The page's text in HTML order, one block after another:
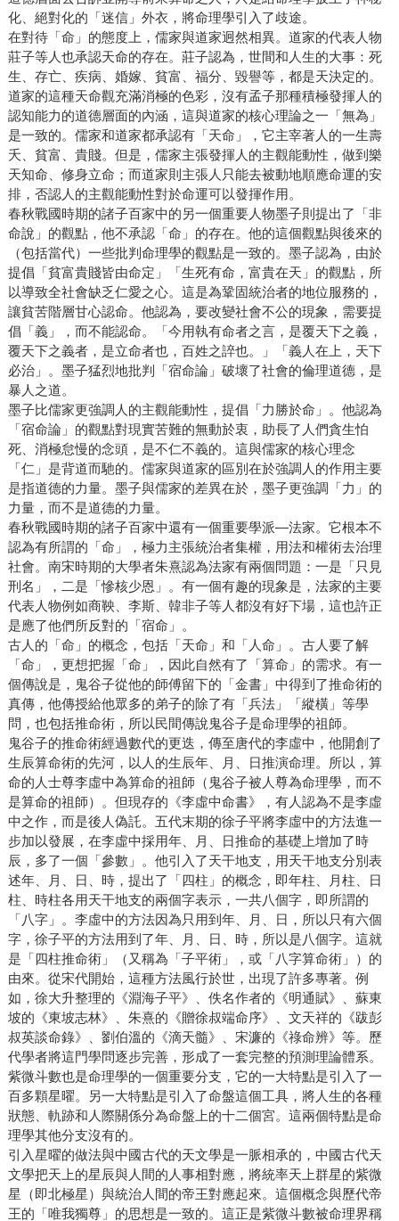
化、絕對化的「迷信」外衣，將命理學引入了歧途。
在對待「命」的態度上，儒家與道家迥然相異。道家的代表人物
莊子等人也承認天命的存在。莊子認為，世間和人生的大事：死
生、存亡、疾病、婚嫁、貧富、福分、毀譽等，都是天決定的。
道家的這種天命觀充滿消極的色彩，沒有孟子那種積極發揮人的
認知能力的道德層面的內涵，這與道家的核心理論之一「無為」
是一致的。儒家和道家都承認有「天命」，它主宰著人的一生壽
夭、貧富、貴賤。但是，儒家主張發揮人的主觀能動性，做到樂
天知命、修身立命；而道家則主張人只能去被動地順應命運的安
排，否認人的主觀能動性對於命運可以發揮作用。
春秋戰國時期的諸子百家中的另一個重要人物墨子則提出了「非
命說」的觀點，他不承認「命」的存在。他的這個觀點與後來的
（包括當代）一些批判命理學的觀點是一致的。墨子認為，由於
提倡「貧富貴賤皆由命定」「生死有命，富貴在天」的觀點，所
以導致全社會缺乏仁愛之心。這是為鞏固統治者的地位服務的，
讓貧苦階層甘心認命。他認為，要改變社會不公的現象，需要提
倡「義」，而不能認命。「今用執有命者之言，是覆天下之義，
覆天下之義者，是立命者也，百姓之誶也。」「義人在上，天下
必治」。墨子猛烈地批判「宿命論」破壞了社會的倫理道德，是
暴人之道。
墨子比儒家更強調人的主觀能動性，提倡「力勝於命」。他認為
「宿命論」的觀點對現實苦難的無動於衷，助長了人們貪生怕
死、消極怠慢的念頭，是不仁不義的。這與儒家的核心理念
「仁」是背道而馳的。儒家與道家的區別在於強調人的作用主要
是指道德的力量。墨子與儒家的差異在於，墨子更強調「力」的
力量，而不是道德的力量。
春秋戰國時期的諸子百家中還有一個重要學派—法家。它根本不
認為有所謂的「命」，極力主張統治者集權，用法和權術去治理
社會。南宋時期的大學者朱熹認為法家有兩個問題：一是「只見
刑名」，二是「慘核少恩」。有一個有趣的現象是，法家的主要
代表人物例如商鞅、李斯、韓非子等人都沒有好下場，這也許正
是應了他們所反對的「宿命」。
古人的「命」的概念，包括「天命」和「人命」。古人要了解
「命」，更想把握「命」，因此自然有了「算命」的需求。有一
個傳說是，鬼谷子從他的師傅留下的「金書」中得到了推命術的
真傳，他傳授給他眾多的弟子的除了有「兵法」「縱橫」等學
問，也包括推命術，所以民間傳說鬼谷子是命理學的祖師。
鬼谷子的推命術經過數代的更迭，傳至唐代的李虛中，他開創了
生辰算命術的先河，以人的生辰年、月、日推演命理。所以，算
命的人士尊李虛中為算命的祖師（鬼谷子被人尊為命理學，而不
是算命的祖師）。但現存的《李虛中命書》，有人認為不是李虛
中之作，而是後人偽託。五代末期的徐子平將李虛中的方法進一
步加以發展，在李虛中採用年、月、日推命的基礎上增加了時
辰，多了一個「參數」。他引入了天干地支，用天干地支分別表
述年、月、日、時，提出了「四柱」的概念，即年柱、月柱、日
柱、時柱各用天干地支的兩個字表示，一共八個字，即所謂的
「八字」。李虛中的方法因為只用到年、月、日，所以只有六個
字，徐子平的方法用到了年、月、日、時，所以是八個字。這就
是「四柱推命術」（又稱為「子平術」，或「八字算命術」）的
由來。從宋代開始，這種方法風行於世，出現了許多專著。例
如，徐大升整理的《淵海子平》、佚名作者的《明通賦》、蘇東
坡的《東坡志林》、朱熹的《贈徐叔端命序》、文天祥的《跋彭
叔英談命錄》、劉伯溫的《滴天髓》、宋濂的《祿命辨》等。歷
代學者將這門學問逐步完善，形成了一套完整的預測理論體系。
紫微斗數也是命理學的一個重要分支，它的一大特點是引入了一
百多顆星曜。另一大特點是引入了命盤這個工具，將人生的各種
狀態、軌跡和人際關係分為命盤上的十二個宮。這兩個特點是命
理學其他分支沒有的。
引入星曜的做法與中國古代的天文學是一脈相承的，中國古代天
文學把天上的星辰與人間的人事相對應，將統率天上群星的紫微
星（即北極星）與統治人間的帝王對應起來。這個概念與歷代帝
王的「唯我獨尊」的思想是一致的。這正是紫微斗數被命理界稱